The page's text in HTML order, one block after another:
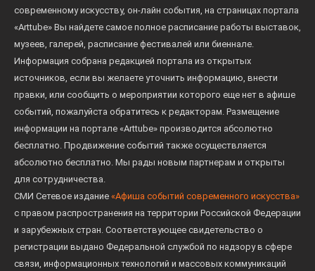
современному искусству, он-лайн события, на страницах портала
«Arttube» Вы найдете самое полное расписание работы выставок,
музеев, галерей, расписание фестивалей или биеннале.
Информация собрана редакцией портала из открытых
источников, если вы желаете уточнить информацию, внести
правки, или сообщить о мероприятии которого еще нет в афише
событий, пожалуйста обратитесь к редакторам. Размещение
информации на портале «Arttube» производится абсолютно
бесплатно. Продвижение событий также осуществляется
абсолютно бесплатно. Мы рады новым партнерам и открыты
для сотрудничества.
СМИ Сетевое издание «Афиша событий современного искусства»
с правом распространения на территории Российской Федерации
и зарубежных стран. Соответствующее свидетельство о
регистрации выдано Федеральной службой по надзору в сфере
связи, информационных технологий и массовых коммуникаций